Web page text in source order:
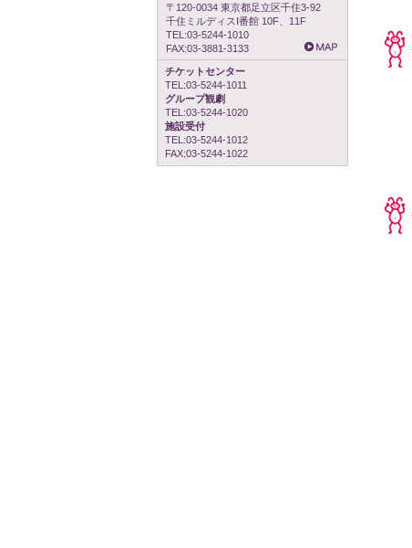
〒120-0034 東京都足立区千住3-92
千住ミルディスⅠ番館 10F、11F
TEL:03-5244-1010
FAX:03-3881-3133
チケットセンター
TEL:03-5244-1011
グループ観劇
TEL:03-5244-1020
施設受付
TEL:03-5244-1012
FAX:03-5244-1022